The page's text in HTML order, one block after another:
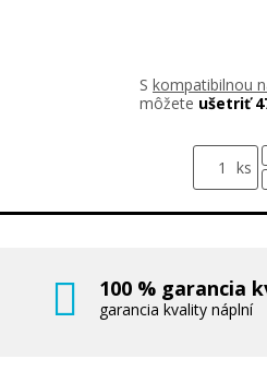
S kompatibilnou
môžete ušetriť
ks
100 % garancia
garancia kvality náplní